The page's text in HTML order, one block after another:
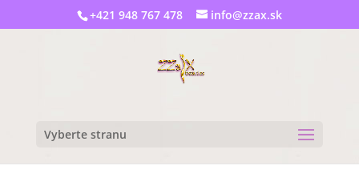
+421 948 767 478 info@zzax.sk
Vyberte stranu